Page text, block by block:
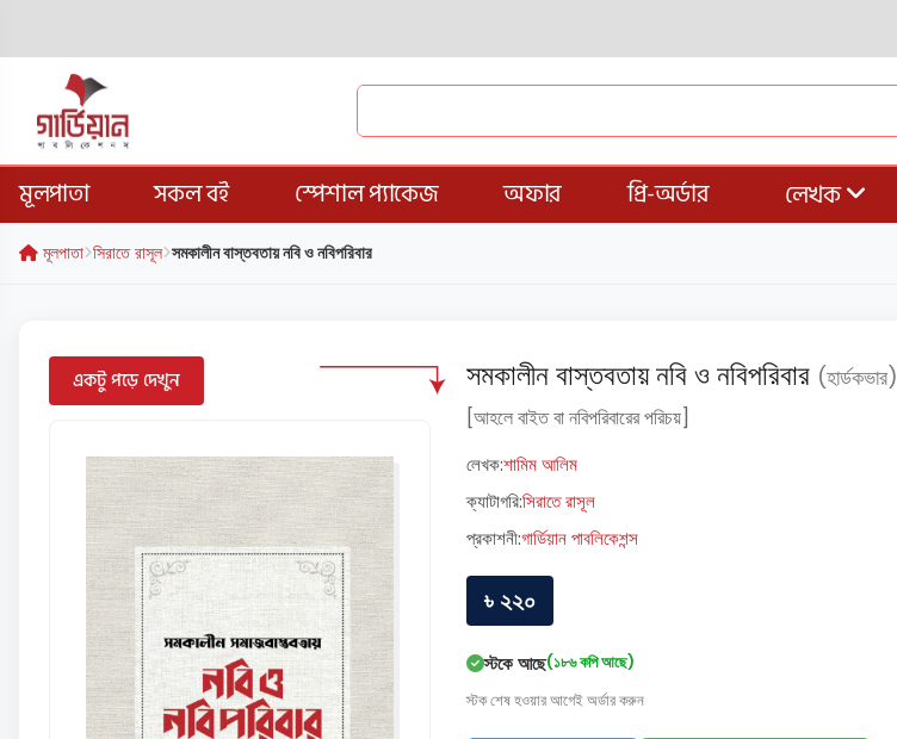
মূলপাতা সকল বই স্পেশাল প্যাকেজ অফার প্রি-অর্ডার লেখক
মূলপাতা সিরাতে রাসূল সমকালীন বাস্তবতায় নবি ও নবিপরিবার
একটু পড়ে দেখুন সমকালীন বাস্তবতায় নবি ও নবিপরিবার (হার্ডকভার)
[আহলে বাইত বা নবিপরিবারের পরিচয়]
লেখক:শামিম আলিম
ক্যাটাগরি:সিরাতে রাসূল
প্রকাশনী:গার্ডিয়ান পাবলিকেশন্স
৳ ২২০
স্টকে আছে(১৮৬ কপি আছে)
স্টক শেষ হওয়ার আগেই অর্ডার করুন